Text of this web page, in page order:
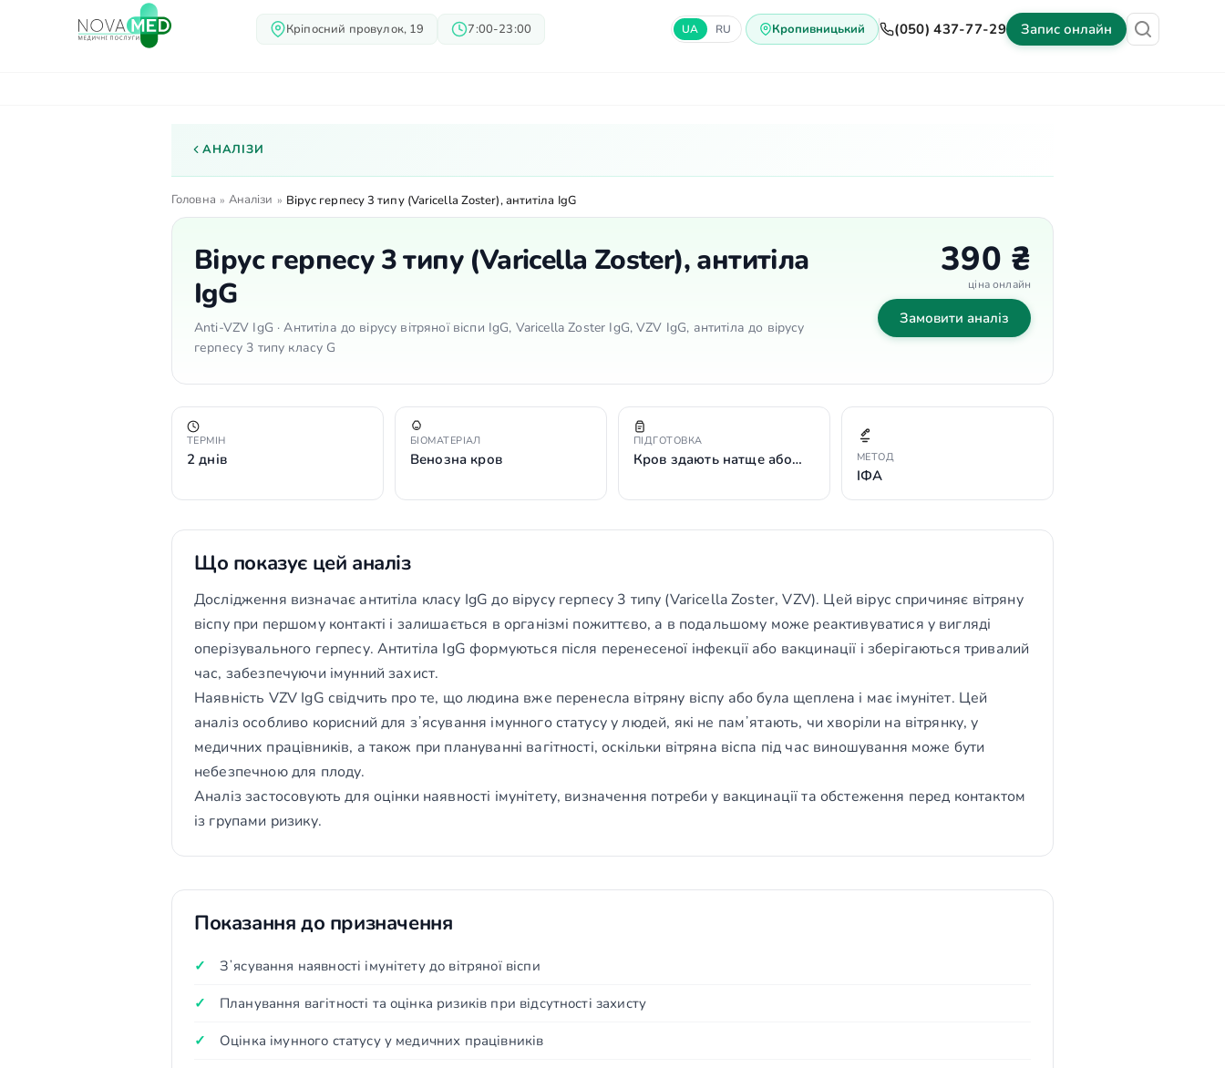
Кріпосний провулок, 19 7:00-23:00 UA RU Кропивницький (050) 437-77-29 Запис онлайн
АНАЛІЗИ
Головна » Аналізи » Вірус герпесу 3 типу (Varicella Zoster), антитіла IgG
Вірус герпесу 3 типу (Varicella Zoster), антитіла
IgG
Anti-VZV IgG · Антитіла до вірусу вітряної віспи IgG, Varicella Zoster IgG, VZV IgG, антитіла до вірусу
герпесу 3 типу класу G
390 ₴
ціна онлайн
Замовити аналіз
ТЕРМІН
2 днів
БІОМАТЕРІАЛ
Венозна кров
ПІДГОТОВКА
Кров здають натще або… МЕТОД
ІФА
Що показує цей аналіз
Дослідження визначає антитіла класу IgG до вірусу герпесу 3 типу (Varicella Zoster, VZV). Цей вірус спричиняє вітряну
віспу при першому контакті і залишається в організмі пожиттєво, а в подальшому може реактивуватися у вигляді
оперізувального герпесу. Антитіла IgG формуються після перенесеної інфекції або вакцинації і зберігаються тривалий
час, забезпечуючи імунний захист.
Наявність VZV IgG свідчить про те, що людина вже перенесла вітряну віспу або була щеплена і має імунітет. Цей
аналіз особливо корисний для зʼясування імунного статусу у людей, які не памʼятають, чи хворіли на вітрянку, у
медичних працівників, а також при плануванні вагітності, оскільки вітряна віспа під час виношування може бути
небезпечною для плоду.
Аналіз застосовують для оцінки наявності імунітету, визначення потреби у вакцинації та обстеження перед контактом
із групами ризику.
Показання до призначення
Зʼясування наявності імунітету до вітряної віспи
Планування вагітності та оцінка ризиків при відсутності захисту
Оцінка імунного статусу у медичних працівників